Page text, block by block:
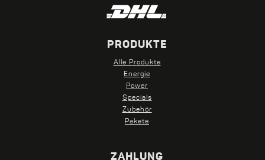
PRODUKTE
Alle Produkte
Energie
Power
Specials
Zubehör
Pakete
ZAHLUNG